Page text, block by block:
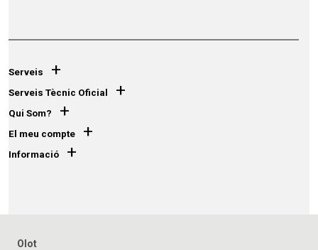
Serveis +
Serveis Tècnic Oficial +
Qui Som? +
El meu compte +
Informació +
Olot